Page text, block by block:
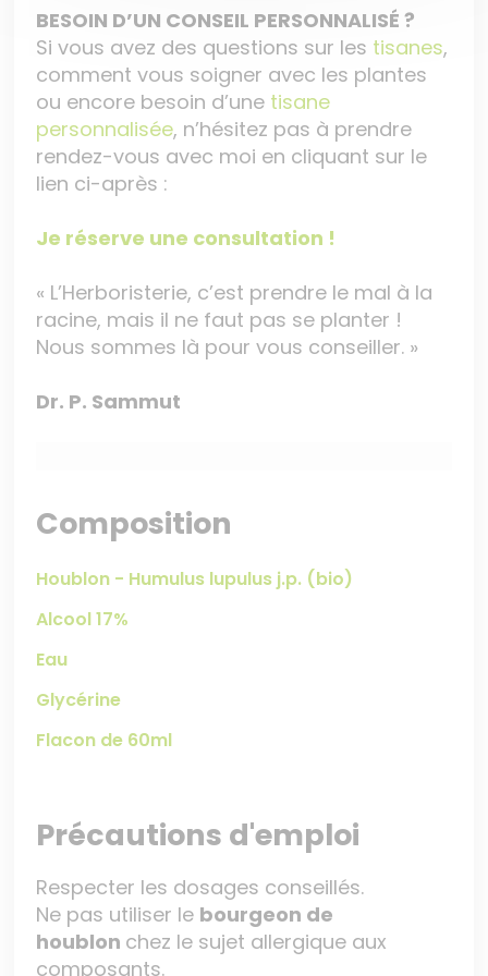
BESOIN D’UN CONSEIL PERSONNALISÉ ?
Si vous avez des questions sur les tisanes,
comment vous soigner avec les plantes
ou encore besoin d’une tisane
personnalisée, n’hésitez pas à prendre
rendez-vous avec moi en cliquant sur le
lien ci-après :
Je réserve une consultation !
« L’Herboristerie, c’est prendre le mal à la
racine, mais il ne faut pas se planter !
Nous sommes là pour vous conseiller. »
Dr. P. Sammut
Composition
Houblon - Humulus lupulus j.p. (bio)
Alcool 17%
Eau
Glycérine
Flacon de 60ml
Précautions d'emploi
Respecter les dosages conseillés.
Ne pas utiliser le bourgeon de
houblon chez le sujet allergique aux
composants.